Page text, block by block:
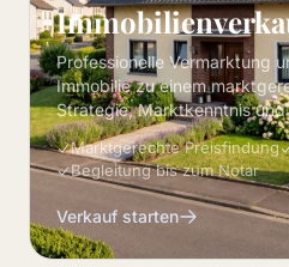
Professionelle Vermarktung
Immobilie zu einem
Strategie, Marktkenntnis
Marktgerechte Preisfindung
Begleitung bis zum Notar
Verkauf starten